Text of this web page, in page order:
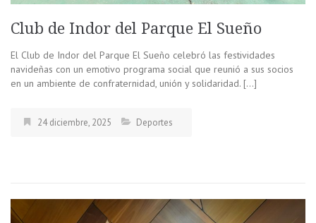
Club de Indor del Parque El Sueño
El Club de Indor del Parque El Sueño celebró las festividades
navideñas con un emotivo programa social que reunió a sus socios
en un ambiente de confraternidad, unión y solidaridad. […]
24 diciembre, 2025 Deportes